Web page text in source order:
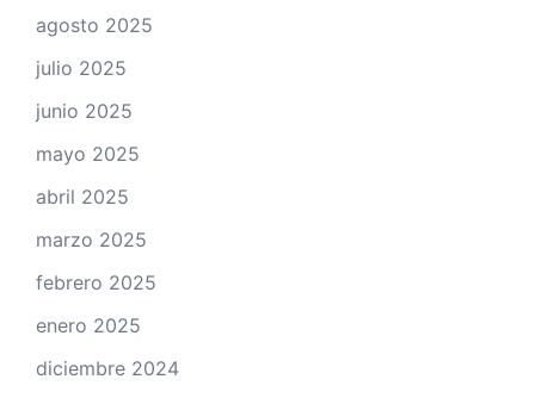
agosto 2025
julio 2025
junio 2025
mayo 2025
abril 2025
marzo 2025
febrero 2025
enero 2025
diciembre 2024